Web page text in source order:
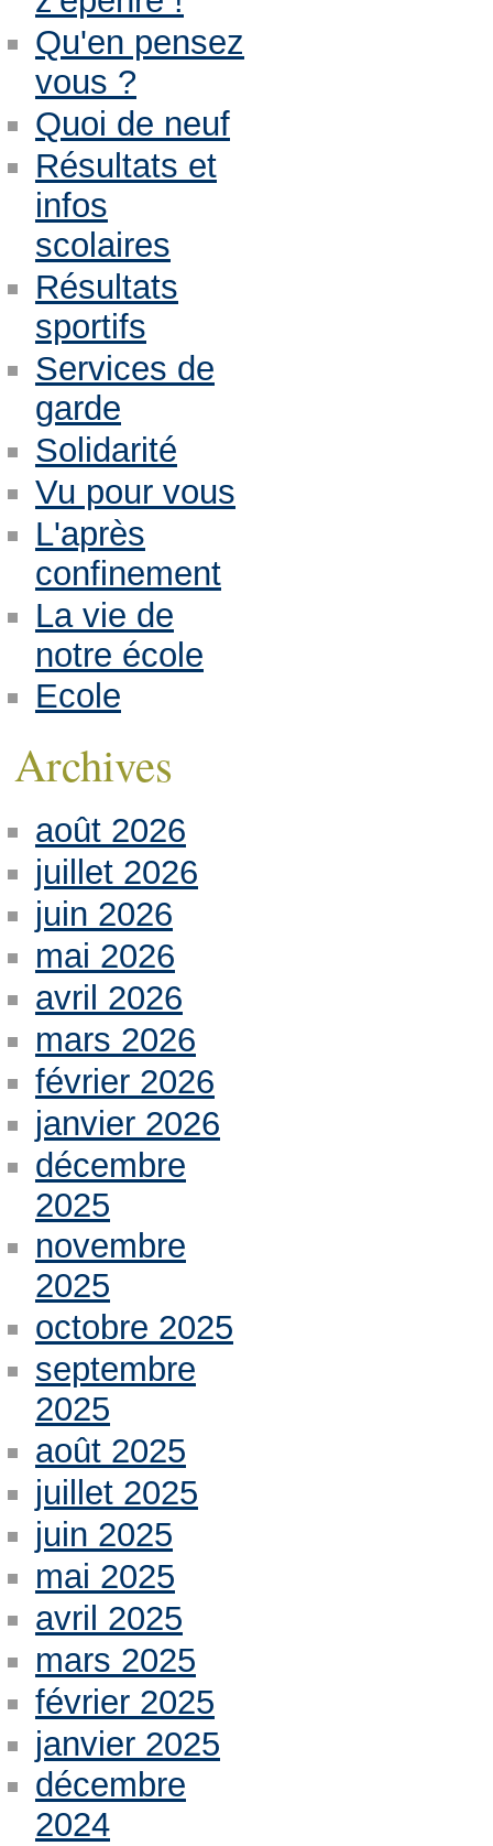
Qu'en pensez
vous ?
Quoi de neuf
Résultats et
infos
scolaires
Résultats
sportifs
Services de
garde
Solidarité
Vu pour vous
L'après
confinement
La vie de
notre école
Ecole
Archives
août 2026
juillet 2026
juin 2026
mai 2026
avril 2026
mars 2026
février 2026
janvier 2026
décembre
2025
novembre
2025
octobre 2025
septembre
2025
août 2025
juillet 2025
juin 2025
mai 2025
avril 2025
mars 2025
février 2025
janvier 2025
décembre
2024